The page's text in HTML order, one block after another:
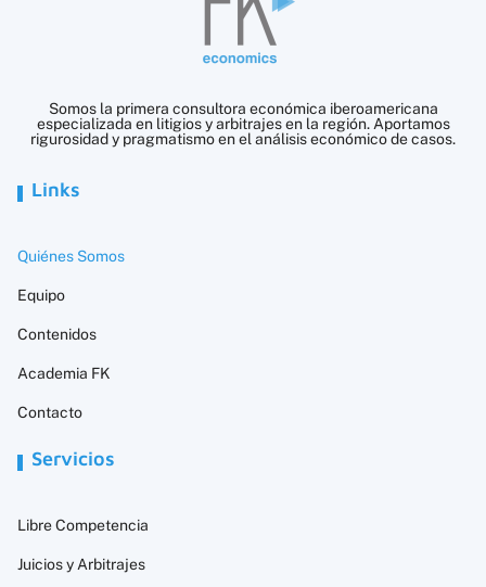
Somos la primera consultora económica iberoamericana
especializada en litigios y arbitrajes en la región. Aportamos
rigurosidad y pragmatismo en el análisis económico de casos.
Links
Quiénes Somos
Equipo
Contenidos
Academia FK
Contacto
Servicios
Libre Competencia
Juicios y Arbitrajes